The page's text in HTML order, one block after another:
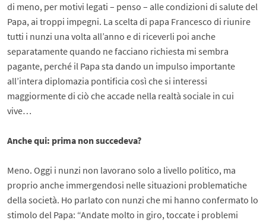
di meno, per motivi legati – penso – alle condizioni di salute del
Papa, ai troppi impegni. La scelta di papa Francesco di riunire
tutti i nunzi una volta all’anno e di riceverli poi anche
separatamente quando ne facciano richiesta mi sembra
pagante, perché il Papa sta dando un impulso importante
all’intera diplomazia pontificia così che si interessi
maggiormente di ciò che accade nella realtà sociale in cui
vive…
Anche qui: prima non succedeva?
Meno. Oggi i nunzi non lavorano solo a livello politico, ma
proprio anche immergendosi nelle situazioni problematiche
della società. Ho parlato con nunzi che mi hanno confermato lo
stimolo del Papa: “Andate molto in giro, toccate i problemi